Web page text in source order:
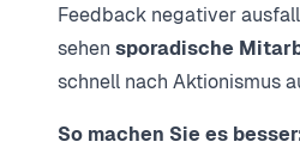
Feedback negativer
sehen sporadische
schnell nach Aktionismus
So machen Sie es